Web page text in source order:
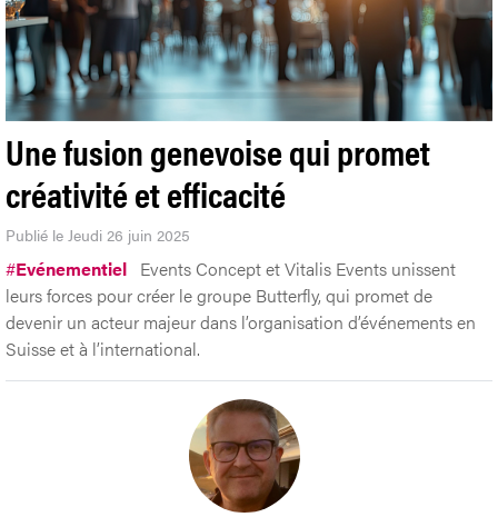
Une fusion genevoise qui promet
créativité et efficacité
Publié le Jeudi 26 juin 2025
#Evénementiel Events Concept et Vitalis Events unissent
leurs forces pour créer le groupe Butterfly, qui promet de
devenir un acteur majeur dans l’organisation d’événements en
Suisse et à l’international.